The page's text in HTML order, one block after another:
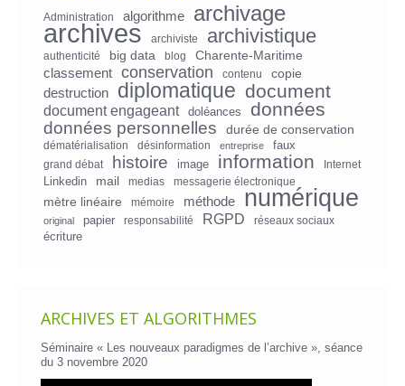
Administration algorithme archivage
archives archiviste archivistique
authenticité big data blog
Charente-Maritime
classement
conservation contenu
copie
destruction
diplomatique document
document engageant doléances données
données personnelles durée de conservation
dématérialisation désinformation entreprise faux
grand débat histoire image information Internet
Linkedin mail medias messagerie électronique
mètre linéaire mémoire méthode numérique
original papier responsabilité RGPD réseaux sociaux
écriture
ARCHIVES ET ALGORITHMES
Séminaire « Les nouveaux paradigmes de l’archive », séance
du 3 novembre 2020